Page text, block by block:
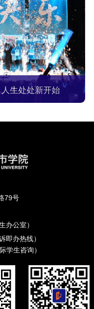
生处处新开始
79号
办公室）
即办热线）
学生咨询）